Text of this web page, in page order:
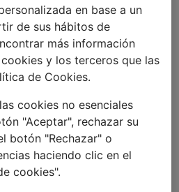
entramos en el
uno a
¿qué tal? ¿Has
descansado? ¿Qué
bien? ¿La mujer
momento empiezas
en un país diferente y
las más simples,
diferente.
negocios nos
en base a un
de sus hábitos de
más información
y los terceros que las
de Cookies.
cookies no esenciales
"Aceptar", rechazar su
botón "Rechazar" o
haciendo clic en el
cookies".